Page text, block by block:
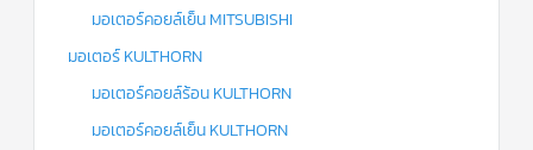
มอเตอร์คอยล์เย็น MITSUBISHI
มอเตอร์ KULTHORN
มอเตอร์คอยล์ร้อน KULTHORN
มอเตอร์คอยล์เย็น KULTHORN